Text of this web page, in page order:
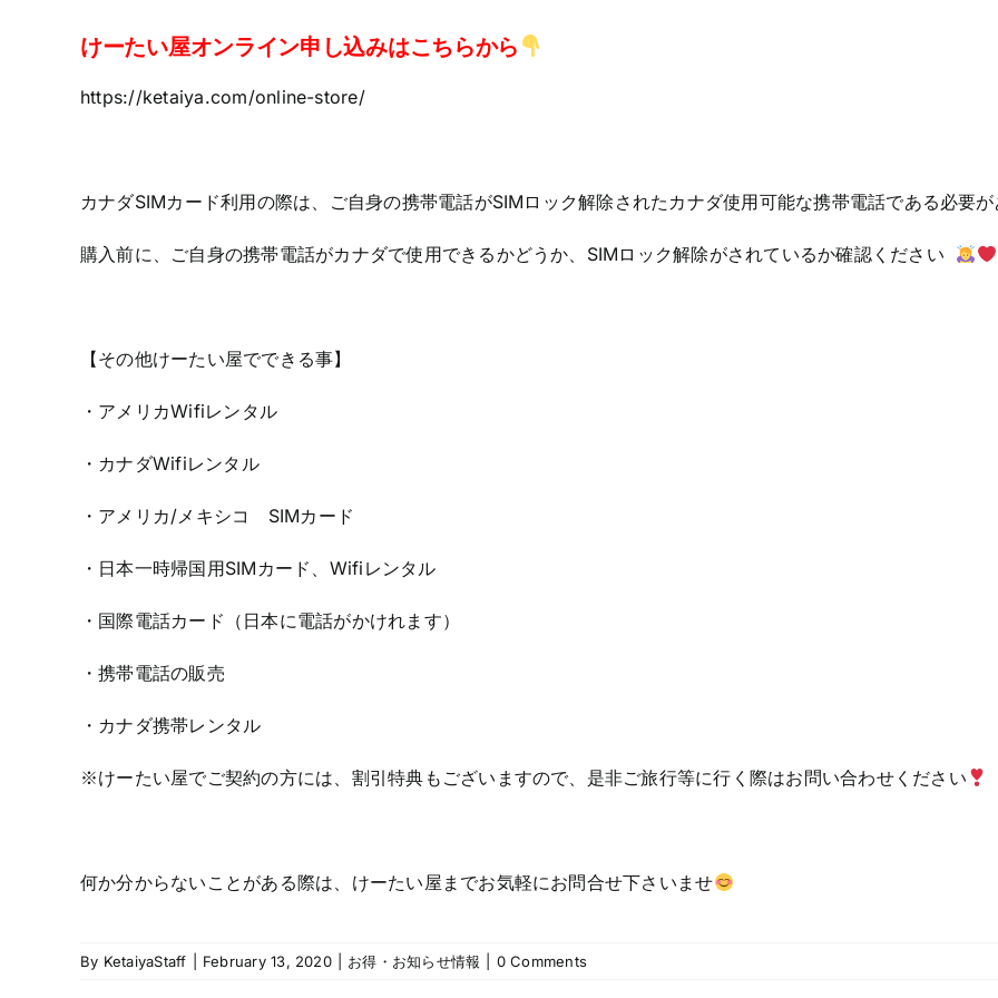
けーたい屋オンライン申し込みはこちらから
https://ketaiya.com/online-store/
カナダSIMカード利用の際は、ご自身の携帯電話がSIMロック解除されたカナダ使用可能な携帯電話である必要が
購入前に、ご自身の携帯電話がカナダで使用できるかどうか、SIMロック解除がされているか確認ください
【その他けーたい屋でできる事】
・アメリカWifiレンタル
・カナダWifiレンタル
・アメリカ/メキシコ SIMカード
・日本一時帰国用SIMカード、Wifiレンタル
・国際電話カード（日本に電話がかけれます）
・携帯電話の販売
・カナダ携帯レンタル
※けーたい屋でご契約の方には、割引特典もございますので、是非ご旅行等に行く際はお問い合わせください
何か分からないことがある際は、けーたい屋までお気軽にお問合せ下さいませ
By KetaiyaStaff February 13, 2020 お得・お知らせ情報 0 Comments